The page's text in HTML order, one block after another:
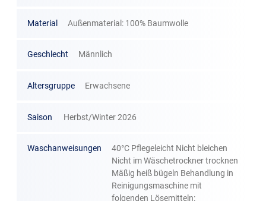
Material Außenmaterial: 100% Baumwolle
Geschlecht Männlich
Altersgruppe Erwachsene
Saison Herbst/Winter 2026
Waschanweisungen
40°C Pflegeleicht Nicht bleichen
Nicht im Wäschetrockner trocknen
Mäßig heiß bügeln Behandlung in
Reinigungsmaschine mit
folgenden Lösemitteln: